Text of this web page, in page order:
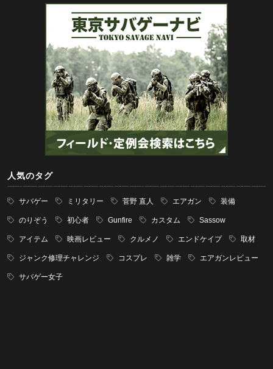
人気のタグ
サバゲー ミリタリー 菅野 直人 エアガン 装備
のりぞう 初心者 Gunfire カスタム Sassow
アイテム 映画レビュー クルメノ エンドケイプ 取材
ジャンク修理チャレンジ コスプレ 雑学 エアガンレビュー
サバゲー女子